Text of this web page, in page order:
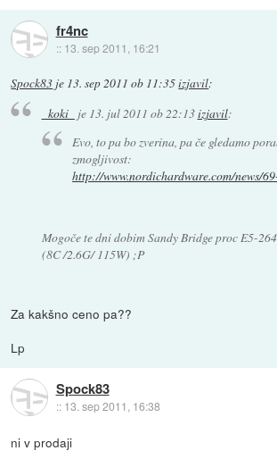
fr4nc
:: 13. sep 2011, 16:21
Spock83 je 13. sep 2011 ob 11:35izjavil:
_koki_ je 13. jul 2011 ob 22:13izjavil:
Evo, to pa bo zverina, pa če gledamo
zmogljivost:
http://www.nordichardware.com/news/
Mogoče te dni dobim Sandy Bridge proc E5-
(8C /2.6G/ 115W) ;P
Za kakšno ceno pa??
Lp
Spock83
:: 13. sep 2011, 16:38
ni v prodaji